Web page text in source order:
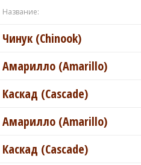
Название:
Чинук (Chinook)
Амарилло (Amarillo)
Каскад (Cascade)
Амарилло (Amarillo)
Каскад (Cascade)